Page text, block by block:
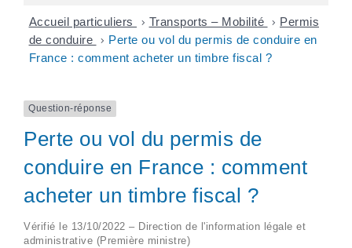
Accueil particuliers > Transports – Mobilité > Permis
de conduire > Perte ou vol du permis de conduire en
France : comment acheter un timbre fiscal ?
Question-réponse
Perte ou vol du permis de
conduire en France : comment
acheter un timbre fiscal ?
Vérifié le 13/10/2022 – Direction de l'information légale et
administrative (Première ministre)